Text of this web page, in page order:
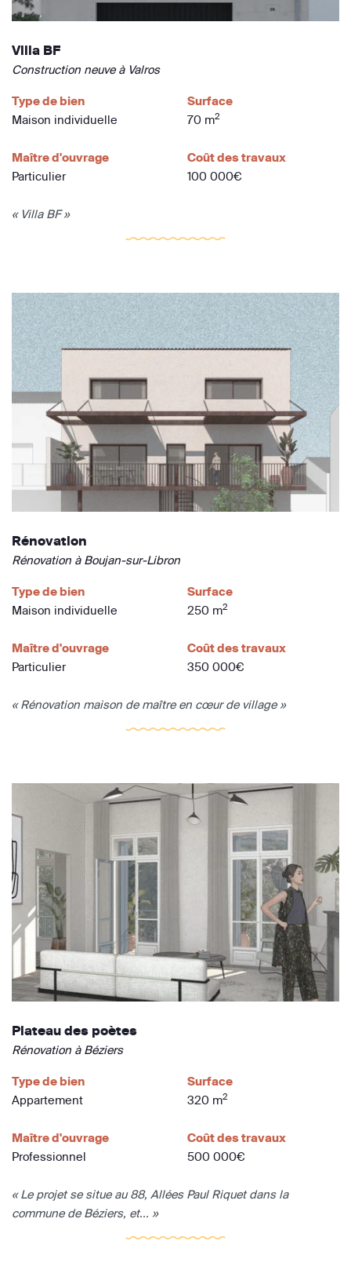
Villa BF
Construction neuve à Valros
Type de bien
Maison individuelle
Surface
70 m2
Maître d'ouvrage
Particulier
Coût des travaux
100 000€
« Villa BF »
Rénovation
Rénovation à Boujan-sur-Libron
Type de bien
Maison individuelle
Surface
250 m2
Maître d'ouvrage
Particulier
Coût des travaux
350 000€
« Rénovation maison de maître en cœur de village »
Plateau des poètes
Rénovation à Béziers
Type de bien
Appartement
Surface
320 m2
Maître d'ouvrage
Professionnel
Coût des travaux
500 000€
« Le projet se situe au 88, Allées Paul Riquet dans la
commune de Béziers, et... »